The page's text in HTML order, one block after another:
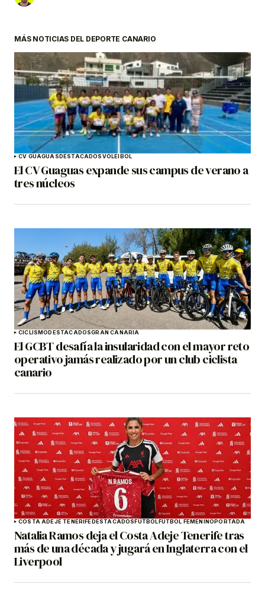
MÁS NOTICIAS DEL DEPORTE CANARIO
CV GUAGUASDESTACADOSVOLEIBOL
El CV Guaguas expande sus campus de verano a
tres núcleos
CICLISMODESTACADOSGRAN CANARIA
El GCBT desafía la insularidad con el mayor reto
operativo jamás realizado por un club ciclista
canario
COSTA ADEJE TENERIFEDESTACADOSFÚTBOLFÚTBOL FEMENINOPORTADA
Natalia Ramos deja el Costa Adeje Tenerife tras
más de una década y jugará en Inglaterra con el
Liverpool